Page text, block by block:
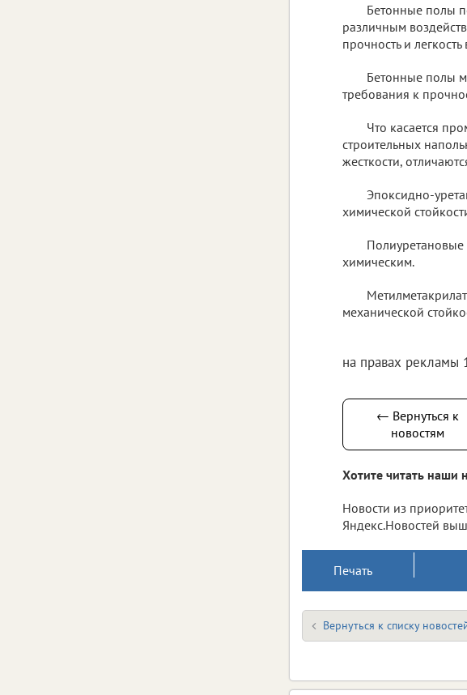
Бетонные полы
различным
прочность и легкость
Бетонные полы
требования к
Что касается
строительных
жесткости,
Эпоксидно-
химической
химическим.
механической
на правах рекламы
← Вернуться к
новостям
Хотите читать наши
Новости из
Яндекс.Новостей
Печать
Вернуться к списку